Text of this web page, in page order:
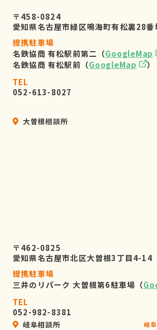
〒458-0824
愛知県名古屋市緑区鳴海町有松裏28番
提携駐車場
名鉄協商 有松駅前第二（GoogleMap
名鉄協商 有松駅前（GoogleMap
）
TEL
052-613-8027
大曽根相談所
〒462-0825
愛知県名古屋市北区大曽根3丁目4-14
提携駐車場
三井のリパーク 大曽根第6駐車場（
TEL
052-982-8381
岐阜相談所 岐